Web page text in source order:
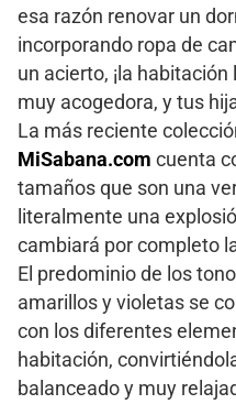
esa razón renovar un
incorporando ropa de
un acierto, ¡la
muy acogedora, y tus
La más reciente
MiSabana.com cuenta
tamaños que son una
literalmente una
cambiará por completo
El predominio de los
amarillos y violetas se
con los diferentes
habitación,
balanceado y muy